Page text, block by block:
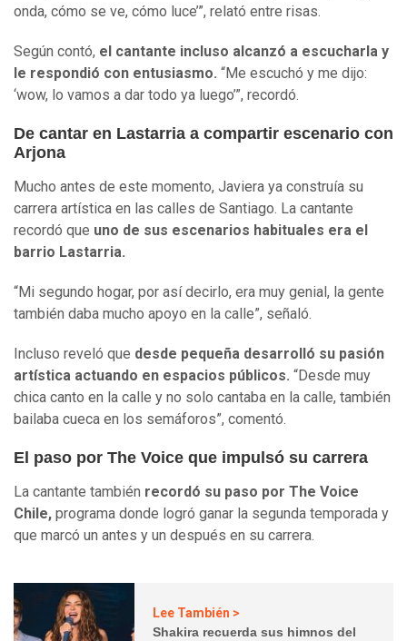
onda, cómo se ve, cómo luce’”, relató entre risas.
Según contó, el cantante incluso alcanzó a escucharla y
le respondió con entusiasmo. “Me escuchó y me dijo:
‘wow, lo vamos a dar todo ya luego’”, recordó.
De cantar en Lastarria a compartir escenario con
Arjona
Mucho antes de este momento, Javiera ya construía su
carrera artística en las calles de Santiago. La cantante
recordó que uno de sus escenarios habituales era el
barrio Lastarria.
“Mi segundo hogar, por así decirlo, era muy genial, la gente
también daba mucho apoyo en la calle”, señaló.
Incluso reveló que desde pequeña desarrolló su pasión
artística actuando en espacios públicos. “Desde muy
chica canto en la calle y no solo cantaba en la calle, también
bailaba cueca en los semáforos”, comentó.
El paso por The Voice que impulsó su carrera
La cantante también recordó su paso por The Voice
Chile, programa donde logró ganar la segunda temporada y
que marcó un antes y un después en su carrera.
Lee También >
Shakira recuerda sus himnos del